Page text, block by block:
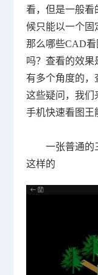
看，但是一般看
候只能以一个固
那么哪些CAD
吗？ 查看的效果
有多个角度的，
这些疑问，我们
手机快速看图王
一张普通的
这样的